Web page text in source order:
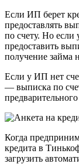
Если ИП берет
предоставлять
по счету. Но если
предоставить
получение займа
Если у ИП нет
— выписка по
Когда
кредита в
загрузить